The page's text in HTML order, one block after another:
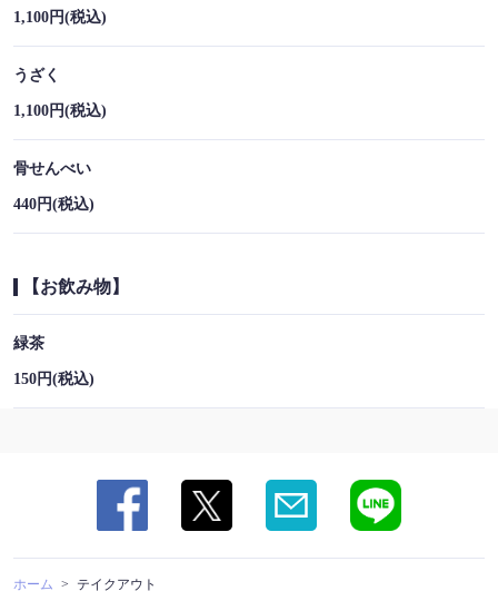
1,100円(税込)
うざく
1,100円(税込)
骨せんべい
440円(税込)
【お飲み物】
緑茶
150円(税込)
ホーム テイクアウト